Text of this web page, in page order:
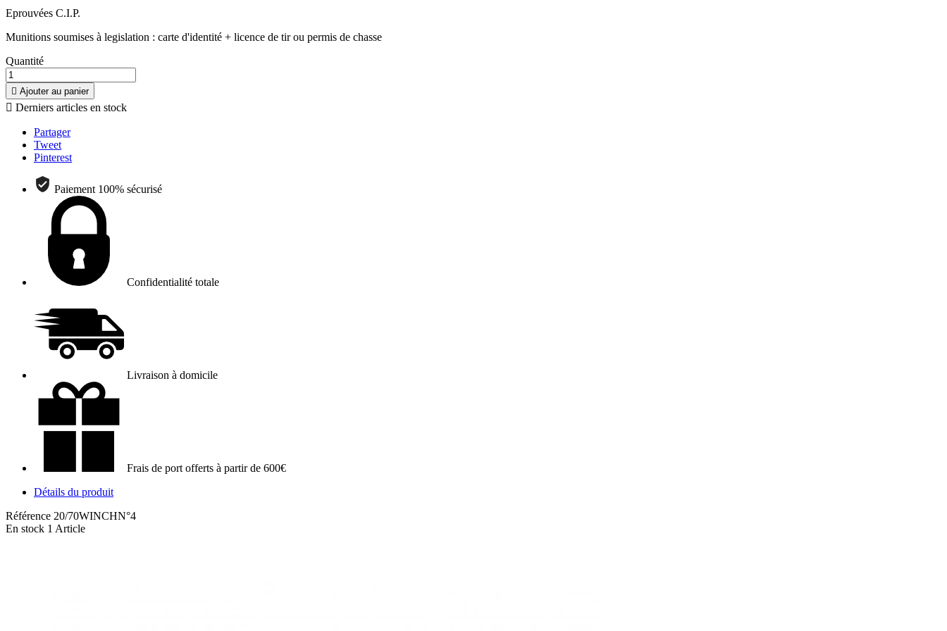
Eprouvées C.I.P.
Munitions soumises à legislation : carte d'identité + licence de tir ou permis de chasse
Quantité
 Ajouter au panier
 Derniers articles en stock
Partager
Tweet
Pinterest
Paiement 100% sécurisé
Confidentialité totale
Livraison à domicile
Frais de port offerts à partir de 600€
Détails du produit
Référence 20/70WINCHN°4
En stock 1 Article